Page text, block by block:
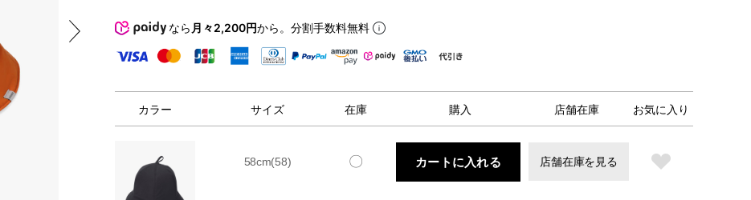
なら 月々2,200円から。分割手数料無料
カラー サイズ 在庫 購入 店舗在庫 お気に入り
58cm(58) 〇 カートに入れる 店舗在庫を見る